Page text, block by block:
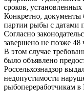
сроков,
Конкретно, документы
партии рыбы с датами
Согласно
завершено не позже 48
В этом случае
было объявлено
Россельхознадзор
недопустимости
рыбопереработчикам в